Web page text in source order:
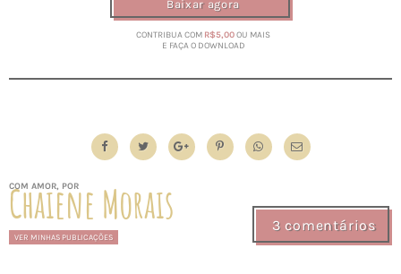
Baixar agora
CONTRIBUA COM R$5,00OU MAIS
E FAÇA O DOWNLOAD
COM AMOR, POR
Chaiene Morais
VER MINHAS PUBLICAÇÕES
3 comentários